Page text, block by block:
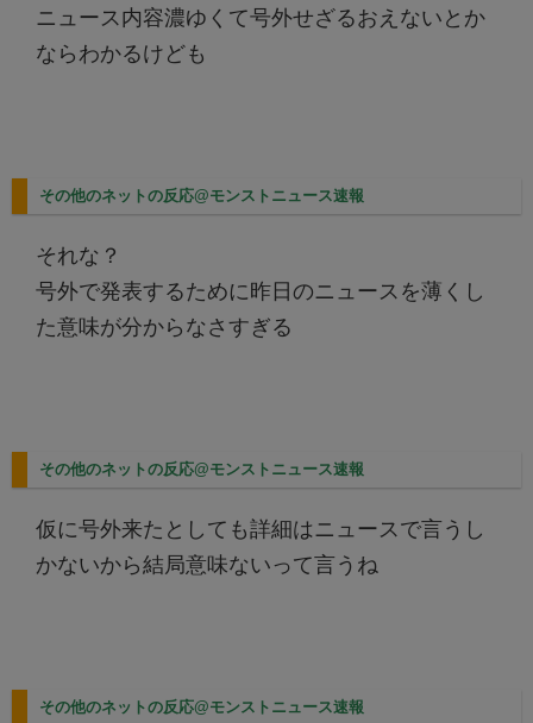
ニュース内容濃ゆくて号外せざるおえないとか
ならわかるけども
その他のネットの反応@モンストニュース速報
それな？
号外で発表するために昨日のニュースを薄くし
た意味が分からなさすぎる
その他のネットの反応@モンストニュース速報
仮に号外来たとしても詳細はニュースで言うし
かないから結局意味ないって言うね
その他のネットの反応@モンストニュース速報